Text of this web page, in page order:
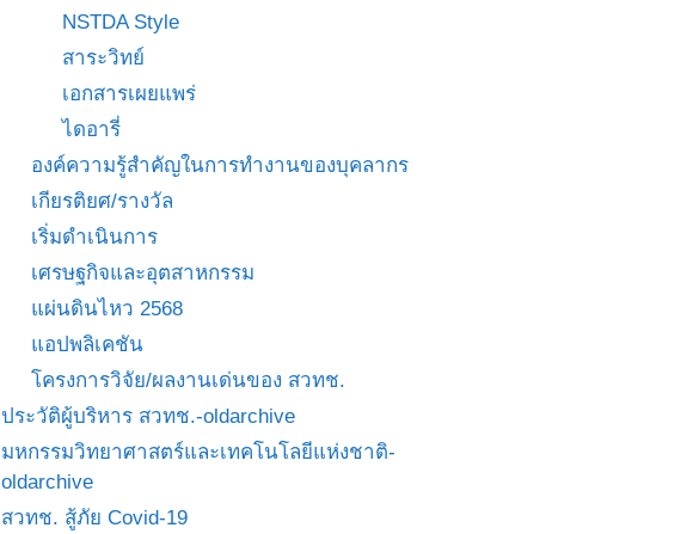
NSTDA Style
สาระวิทย์
เอกสารเผยแพร่
ไดอารี่
องค์ความรู้สำคัญในการทำงานของบุคลากร
เกียรติยศ/รางวัล
เริ่มดำเนินการ
เศรษฐกิจและอุตสาหกรรม
แผ่นดินไหว 2568
แอปพลิเคชัน
โครงการวิจัย/ผลงานเด่นของ สวทช.
ประวัติผู้บริหาร สวทช.-oldarchive
มหกรรมวิทยาศาสตร์และเทคโนโลยีแห่งชาติ-
oldarchive
สวทช. สู้ภัย Covid-19